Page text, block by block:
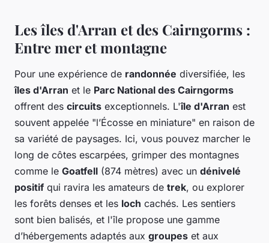
Les îles d'Arran et des Cairngorms :
Entre mer et montagne
Pour une expérience de randonnée diversifiée, les
îles d'Arran et le Parc National des Cairngorms
offrent des circuits exceptionnels. L'île d'Arran est
souvent appelée "l’Écosse en miniature" en raison de
sa variété de paysages. Ici, vous pouvez marcher le
long de côtes escarpées, grimper des montagnes
comme le Goatfell (874 mètres) avec un dénivelé
positif qui ravira les amateurs de trek, ou explorer
les forêts denses et les loch cachés. Les sentiers
sont bien balisés, et l'île propose une gamme
d’hébergements adaptés aux groupes et aux